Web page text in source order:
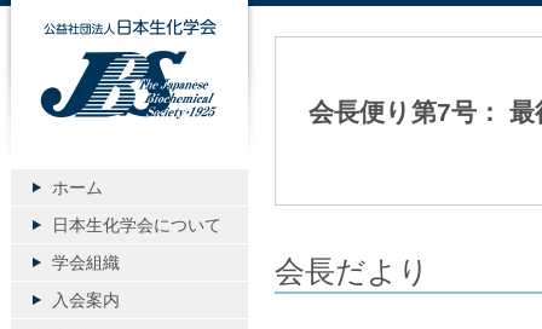
会長便り第7号：
会長だより
公益社団法人日本生化学会
ホーム
日本生化学会について
学会組織
入会案内